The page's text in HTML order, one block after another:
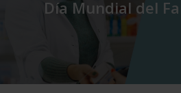
Día Mundial del